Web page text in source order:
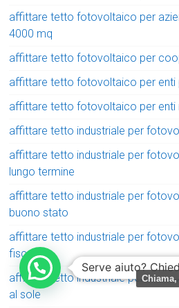
affittare tetto fotovoltaico per
4000 mq
affittare tetto fotovoltaico per
affittare tetto fotovoltaico per enti
affittare tetto fotovoltaico per enti
affittare tetto industriale per
affittare tetto industriale per
lungo termine
affittare tetto industriale per
buono stato
affittare tetto industriale per
fiscali
affittare tetto industriale per
al sole
Serve aiuto?